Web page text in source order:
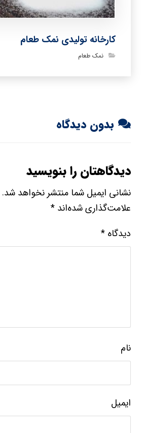
کارخانه تولیدی نمک طعام
نمک طعام
بدون دیدگاه
دیدگاهتان را بنویسید
نشانی ایمیل شما منتشر نخواهد شد.
علامت‌گذاری شده‌اند*
دیدگاه*
نام
ایمیل